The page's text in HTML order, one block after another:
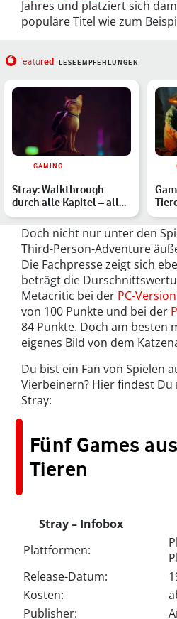
Jahres und platziert sich
populäre Titel wie zum
featured LESEEMPFEHLUNGEN
GAMING
Stray: Walkthrough
durch alle Kapitel – alle
Sammelgegenstände, C…
die
Doch nicht nur unter den
Third-Person-Adventure
Die Fachpresse zeigt sich
beträgt die
Metacritic bei der PC-Version
von 100 Punkte und bei der
84 Punkte. Doch am besten
eigenes Bild von dem
Du bist ein Fan von Spielen
Vierbeinern? Hier findest
Stray:
Fünf Games
Tieren
Stray – Infobox
Plattformen:
Release-Datum:
Kosten:
Publisher: